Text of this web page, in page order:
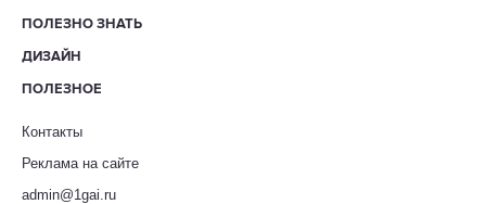
ПОЛЕЗНО ЗНАТЬ
ДИЗАЙН
ПОЛЕЗНОЕ
Контакты
Реклама на сайте
admin@1gai.ru